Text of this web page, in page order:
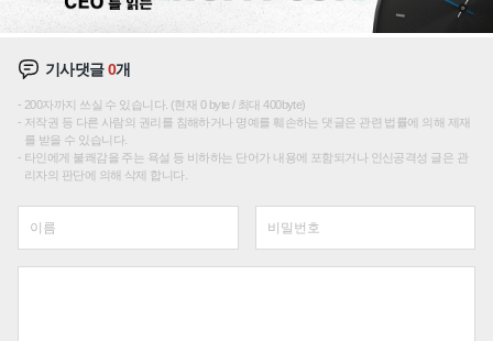
기사댓글0개
200자까지 쓰실 수 있습니다. (현재 0 byte / 최대 400byte)
저작권 등 다른 사람의 권리를 침해하거나 명예를 훼손하는 댓글은 관련 법률에 의해 제재
를 받을 수 있습니다.
타인에게 불쾌감을 주는 욕설 등 비하하는 단어가 내용에 포함되거나 인신공격성 글은 관
리자의 판단에 의해 삭제 합니다.